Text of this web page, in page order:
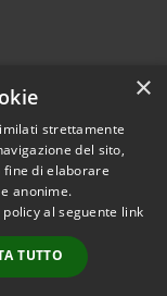
© 2026 • Comune di
• Powered by
•
Accesso
redazione
×
strettamente
del sito,
fine di elaborare
anonime.
al seguente link
TUTTO